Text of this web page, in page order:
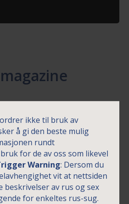
ikke til bruk av
å gi den beste mulig
rundt
for de av oss som likevel
Warning: Dersom du
vit at nettsiden
beskrivelser av rus og sex
for enkeltes rus-sug.